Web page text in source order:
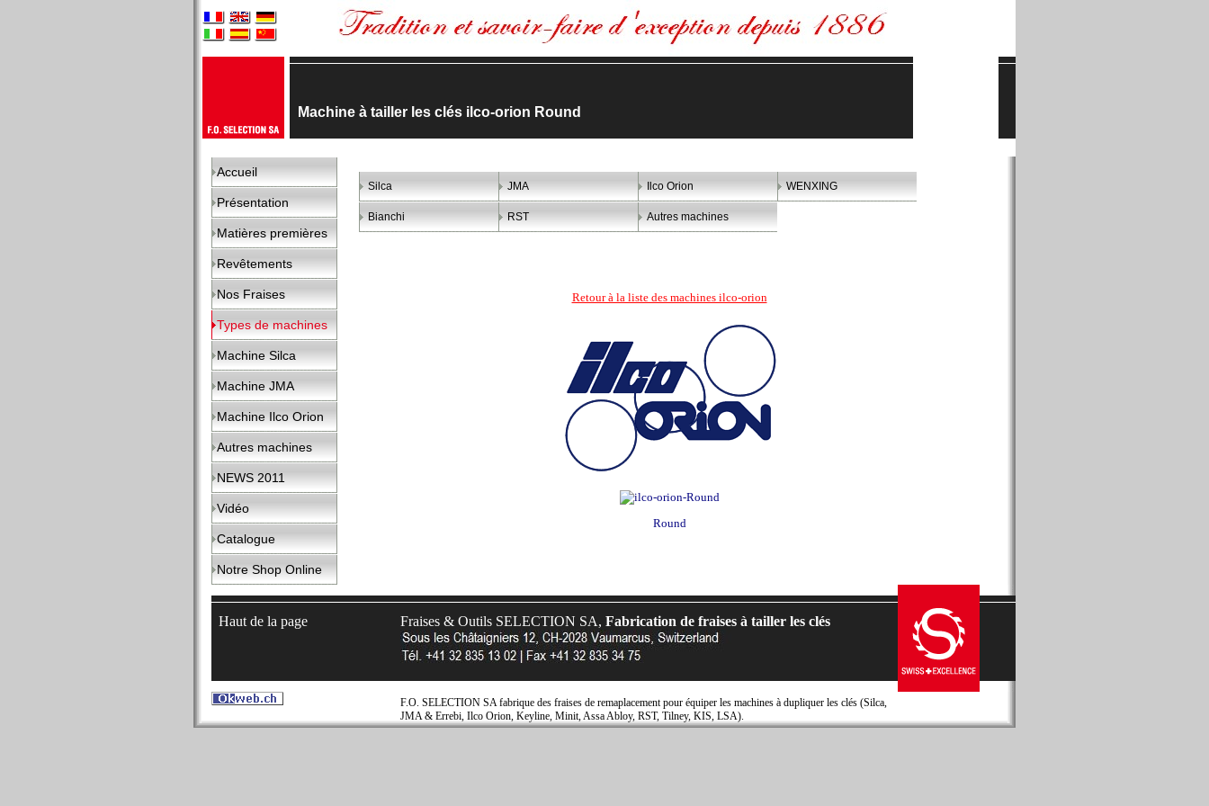
Machine à tailler les clés ilco-orion Round
Accueil
Présentation
Matières premières
Revêtements
Nos Fraises
Types de machines
Machine Silca
Machine JMA
Machine Ilco Orion
Autres machines
NEWS 2011
Vidéo
Catalogue
Notre Shop Online
Silca JMA Ilco Orion WENXING
Bianchi RST Autres machines
Retour à la liste des machines ilco-orion
Round
Haut de la page Fraises & Outils SELECTION SA, Fabrication de fraises à tailler les clés
F.O. SELECTION SA fabrique des fraises de remaplacement pour équiper les machines à dupliquer les clés (Silca,
JMA & Errebi, Ilco Orion, Keyline, Minit, Assa Abloy, RST, Tilney, KIS, LSA).